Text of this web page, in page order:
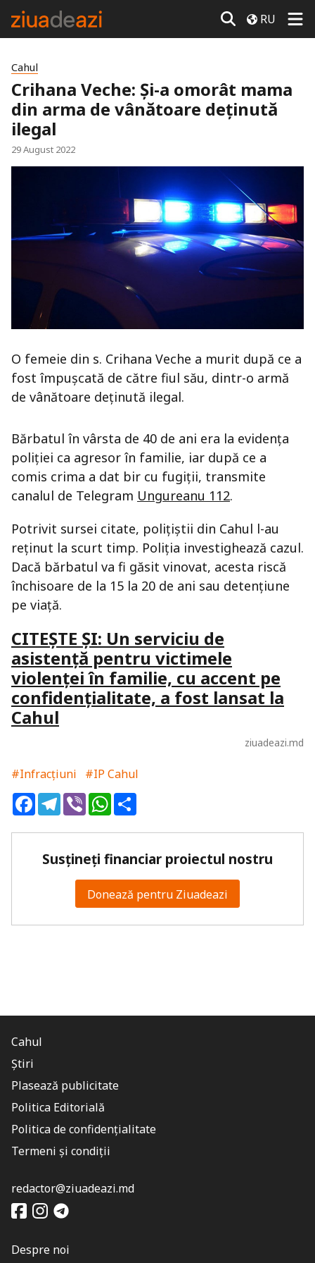
RU
Cahul
Crihana Veche: Și-a omorât mama
din arma de vânătoare deținută
ilegal
29 August 2022
O femeie din s. Crihana Veche a murit după ce a
fost împușcată de către fiul său, dintr-o armă
de vânătoare deținută ilegal.
Bărbatul în vârsta de 40 de ani era la evidența
poliției ca agresor în familie, iar după ce a
comis crima a dat bir cu fugiții, transmite
canalul de Telegram Ungureanu 112.
Potrivit sursei citate, polițiștii din Cahul l-au
reținut la scurt timp. Poliția investighează cazul.
Dacă bărbatul va fi găsit vinovat, acesta riscă
închisoare de la 15 la 20 de ani sau detenţiune
pe viaţă.
CITEȘTE ȘI: Un serviciu de
asistență pentru victimele
violenței în familie, cu accent pe
confidențialitate, a fost lansat la
Cahul
ziuadeazi.md
#Infracțiuni
#IP Cahul
FacebookTelegram
ViberWhatsApp
Susțineți financiar proiectul nostru
Donează pentru Ziuadeazi
Cahul
Știri
Plasează publicitate
Politica Editorială
Politica de confidențialitate
Termeni și condiții
redactor@ziuadeazi.md
Despre noi